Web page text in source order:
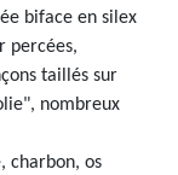
biface en silex
percées,
taillés sur
nombreux
charbon, os